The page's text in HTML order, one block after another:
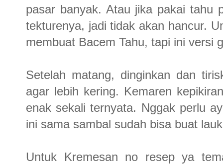
pasar banyak. Atau jika pakai tahu
tekturenya, jadi tidak akan hancur.
membuat Bacem Tahu, tapi ini versi
Setelah matang, dinginkan dan
agar lebih kering. Kemaren
enak sekali ternyata. Nggak perlu
ini sama sambal sudah bisa buat
Untuk Kremesan no resep ya